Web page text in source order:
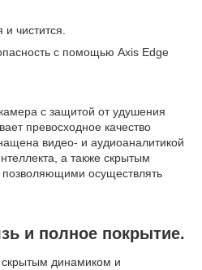
и чистится.
с помощью Axis Edge
с защитой от удушения
превосходное качество
видео- и аудиоаналитикой
а также скрытым
осуществлять
и полное покрытие.
динамиком и